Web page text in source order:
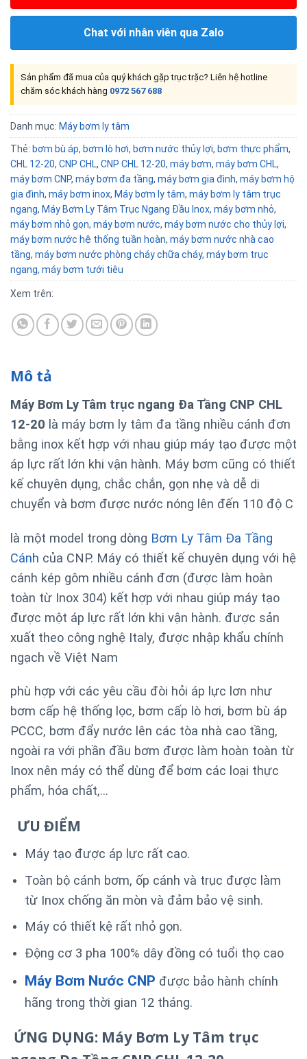
Chat với nhân viên qua Zalo
Sản phẩm đã mua của quý khách gặp trục trặc? Liên hệ hotline
chăm sóc khách hàng 0972 567 688
Danh mục: Máy bơm ly tâm
Thẻ: bơm bù áp, bơm lò hơi, bơm nước thủy lợi, bơm thực phẩm,
CHL 12-20, CNP CHL, CNP CHL 12-20, máy bơm, máy bơm CHL,
máy bơm CNP, máy bơm đa tầng, máy bơm gia đình, máy bơm hộ
gia đình, máy bơm inox, Máy bơm ly tâm, máy bơm ly tâm trục
ngang, Máy Bơm Ly Tâm Trục Ngang Đầu Inox, máy bơm nhỏ,
máy bơm nhỏ gọn, máy bơm nước, máy bơm nước cho thủy lợi,
máy bơm nước hệ thống tuần hoàn, máy bơm nước nhà cao
tầng, máy bơm nước phòng cháy chữa cháy, máy bơm trục
ngang, máy bơm tưới tiêu
Xem trên:
Mô tả
Máy Bơm Ly Tâm trục ngang Đa Tầng CNP CHL
12-20 là máy bơm ly tâm đa tầng nhiều cánh đơn
bằng inox kết hợp với nhau giúp máy tạo được một
áp lực rất lớn khi vận hành. Máy bơm cũng có thiết
kế chuyên dụng, chắc chắn, gọn nhẹ và dễ di
chuyển và bơm được nước nóng lên đến 110 độ C
là một model trong dòng Bơm Ly Tâm Đa Tầng
Cánh của CNP. Máy có thiết kế chuyên dụng với hệ
cánh kép gôm nhiều cánh đơn (được làm hoàn
toàn từ Inox 304) kết hợp với nhau giúp máy tạo
được một áp lực rất lớn khi vận hành. được sản
xuất theo công nghệ Italy, được nhập khẩu chính
ngạch về Việt Nam
phù hợp với các yêu cầu đòi hỏi áp lực lơn như
bơm cấp hệ thống lọc, bơm cấp lò hơi, bơm bù áp
PCCC, bơm đẩy nước lên các tòa nhà cao tầng,
ngoài ra với phần đầu bơm được làm hoàn toàn từ
Inox nên máy có thể dùng để bơm các loại thực
phẩm, hóa chất,…
ƯU ĐIỂM
Máy tạo được áp lực rất cao.
Toàn bộ cánh bơm, ốp cánh và trục được làm
từ Inox chống ăn mòn và đảm bảo vệ sinh.
Máy có thiết kệ rất nhỏ gọn.
Động cơ 3 pha 100% dây đồng có tuổi thọ cao
Máy Bơm Nước CNP được bảo hành chính
hãng trong thời gian 12 tháng.
ỨNG DỤNG: Máy Bơm Ly Tâm trục